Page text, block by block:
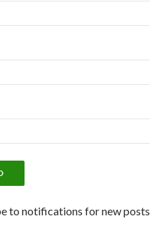
to notifications for new posts